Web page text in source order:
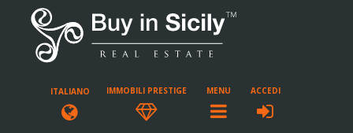
ITALIANO IMMOBILI PRESTIGE MENU ACCEDI